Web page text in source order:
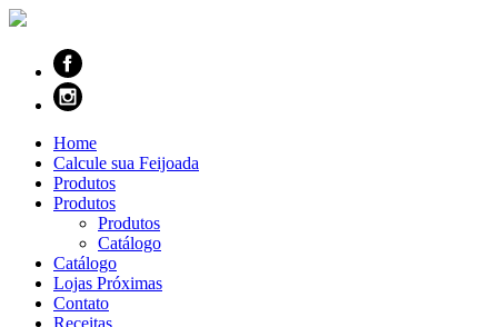
Home
Calcule sua Feijoada
Produtos
Produtos
Produtos
Catálogo
Catálogo
Lojas Próximas
Contato
Receitas